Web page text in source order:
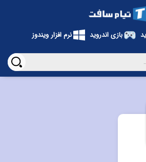
بازی اندروید نرم افزار ویندوز